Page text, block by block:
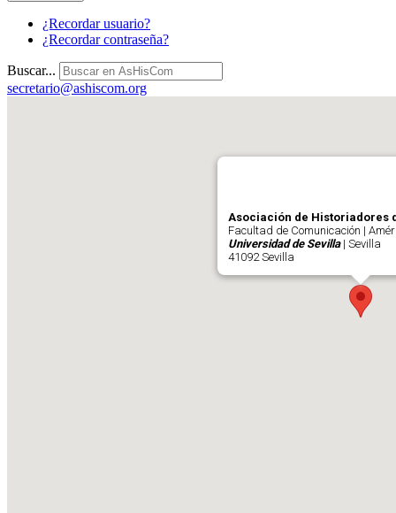
¿Recordar usuario?
¿Recordar contraseña?
Buscar...
secretario@ashiscom.org
Asociación de Historiadores
Facultad de Comunicación |
Universidad de Sevilla| Sevilla
41092 Sevilla